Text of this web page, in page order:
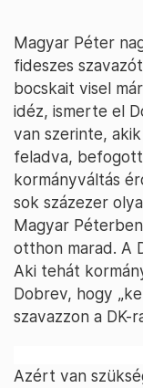
Magyar Péter
fideszes
bocskait visel
idéz, ismerte el
van szerinte,
feladva, befogott
kormányváltás
sok százezer
Magyar
otthon marad. A
Aki tehát
Dobrev, hogy
szavazzon a DK-
Azért van